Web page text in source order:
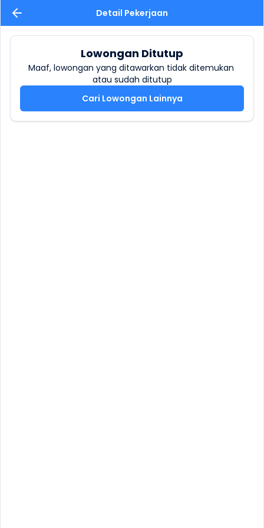
Detail Pekerjaan
Lowongan Ditutup
Maaf, lowongan yang ditawarkan tidak ditemukan
atau sudah ditutup
Cari Lowongan Lainnya